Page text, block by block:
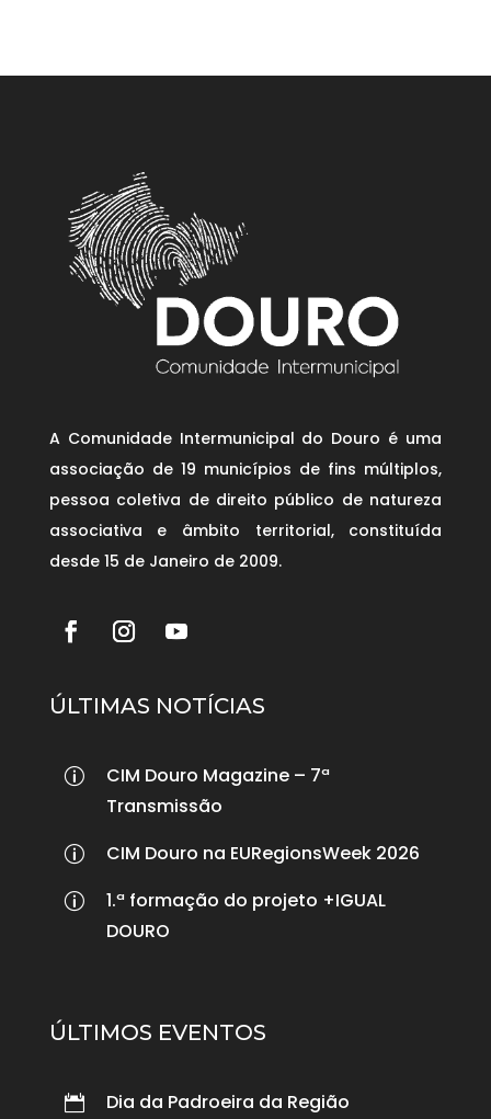
A Comunidade Intermunicipal do Douro é uma
associação de 19 municípios de fins múltiplos,
pessoa coletiva de direito público de natureza
associativa e âmbito territorial, constituída
desde 15 de Janeiro de 2009.
ÚLTIMAS NOTÍCIAS
p
CIM Douro Magazine – 7ª
Transmissão
p CIM Douro na EURegionsWeek 2026
p
1.ª formação do projeto +IGUAL
DOURO
ÚLTIMOS EVENTOS

Dia da Padroeira da Região